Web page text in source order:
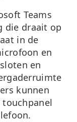
Teams
die draait op
in de
en
en
kunnen